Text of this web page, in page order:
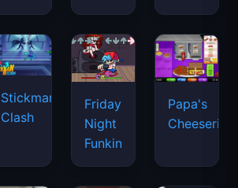
Stickman
Clash
Friday
Night
Funkin
Papa's
Cheeseria